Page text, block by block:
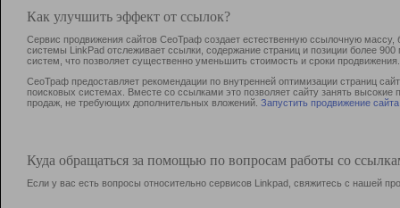
Как улучшить эффект от ссылок?
Сервис продвижения сайтов СеоТраф создает естественную ссылочную
системы LinkPad отслеживает ссылки, содержание страниц и позиции более
систем, что позволяет существенно уменьшить стоимость и сроки продвижения.
СеоТраф предоставляет рекомендации по внутренней оптимизации страниц
поисковых системах. Вместе со ссылками это позволяет сайту занять
продаж, не требующих дополнительных вложений. Запустить продвижение сайта
Куда обращаться за помощью по вопросам работы со
Если у вас есть вопросы относительно сервисов Linkpad, свяжитесь с нашей